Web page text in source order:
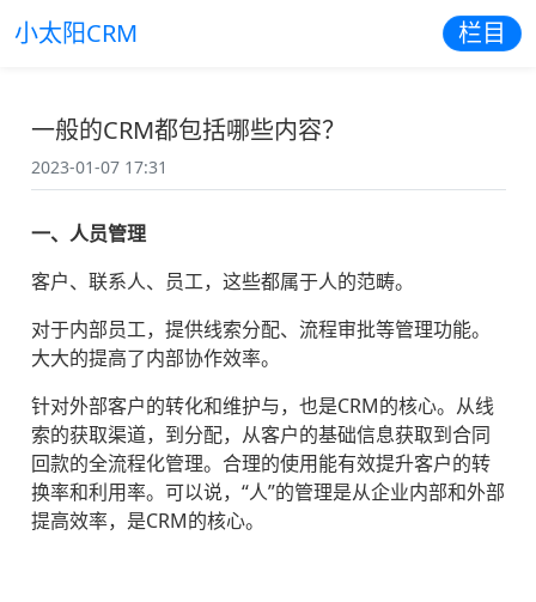
小太阳CRM 栏目
一般的CRM都包括哪些内容？
2023-01-07 17:31
一、人员管理
客户、联系人、员工，这些都属于人的范畴。
对于内部员工，提供线索分配、流程审批等管理功能。
大大的提高了内部协作效率。
针对外部客户的转化和维护与，也是CRM的核心。从线
索的获取渠道，到分配，从客户的基础信息获取到合同
回款的全流程化管理。合理的使用能有效提升客户的转
换率和利用率。可以说，“人”的管理是从企业内部和外部
提高效率，是CRM的核心。